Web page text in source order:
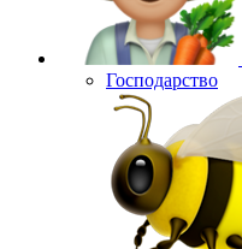
Господарство